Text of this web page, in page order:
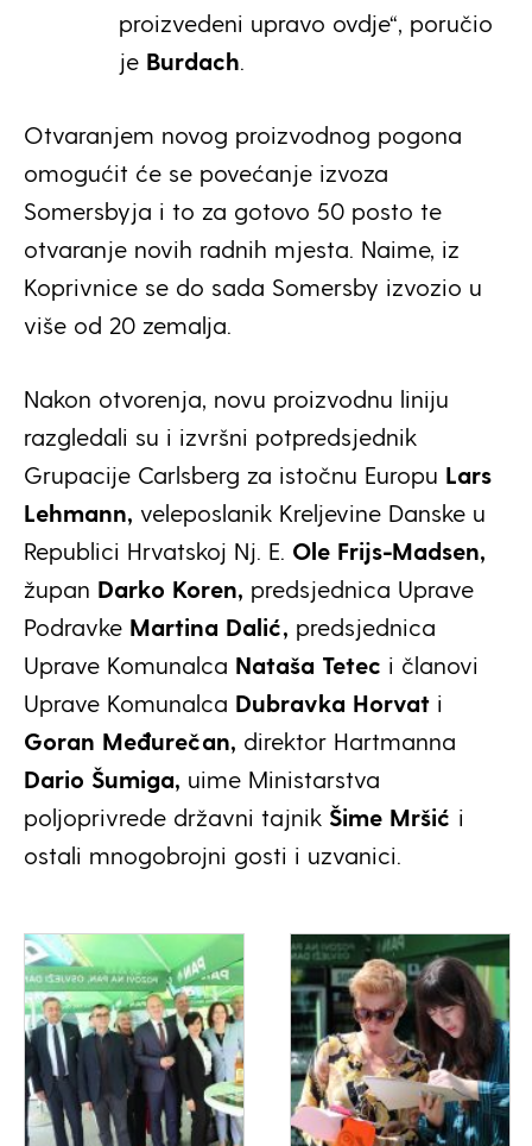
proizvedeni upravo ovdje“, poručio
je Burdach
Otvaranjem novog proizvodnog pogona
omogućit će se povećanje izvoza
Somersbyja i to za gotovo 50 posto te
otvaranje novih radnih mjesta. Naime, iz
Koprivnice se do sada Somersby izvozio u
više od 20 zemalja.
Nakon otvorenja, novu proizvodnu liniju
razgledali su i izvršni potpredsjednik
Grupacije Carlsberg za istočnu Europu Lars
Lehmann, veleposlanik Kreljevine Danske u
Republici Hrvatskoj Nj. E. Ole Frijs-Madsen,
župan Darko Koren, predsjednica Uprave
Podravke Martina Dalić, predsjednica
Uprave Komunalca Nataša Tetec i članovi
Uprave Komunalca Dubravka Horvat i
Goran Međurečan, direktor Hartmanna
Dario Šumiga, uime Ministarstva
poljoprivrede državni tajnik Šime Mršić i
ostali mnogobrojni gosti i uzvanici.